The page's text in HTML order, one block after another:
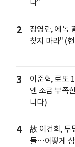
나"
2
장영란, 에녹
찾지 마라" (
3
이준혁, 로또
엔 조금 부족
니다)
4
故 이건희, 투
들…어떻게 삼